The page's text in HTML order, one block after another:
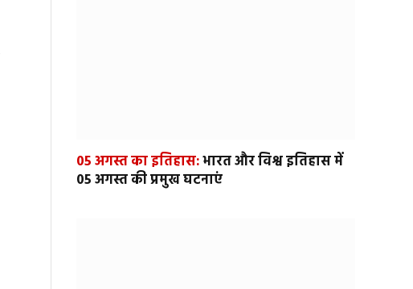
05 अगस्त का इतिहास:भारत और विश्व इतिहास में
05 अगस्त की प्रमुख घटनाएं